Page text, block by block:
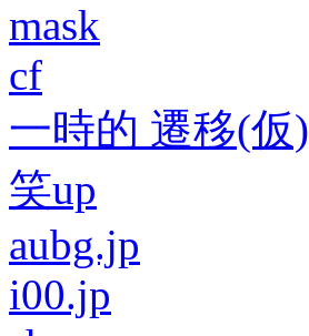
mask
cf
一時的 遷移(仮)
笑up
aubg.jp
i00.jp